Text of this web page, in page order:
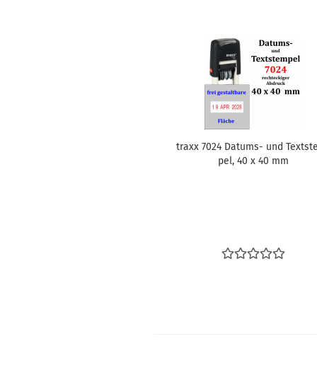
traxx 7024 Datums-​​ und
pel, 40 x 40 mm